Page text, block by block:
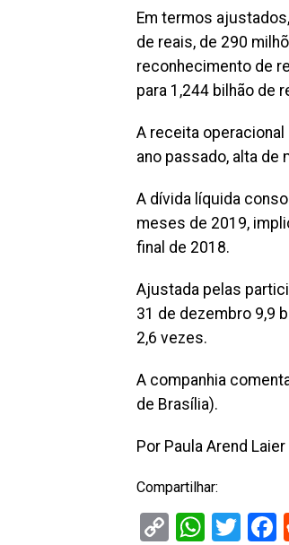
Em termos
de reais, de 290
reconhecimento de
para 1,244 bilhão de
A receita
ano passado, alta de
A dívida líquida
meses de 2019,
final de 2018.
Ajustada pelas
31 de dezembro 9,9
2,6 vezes.
A companhia
de Brasília).
Por Paula Arend Laier
Compartilhar:
Copy